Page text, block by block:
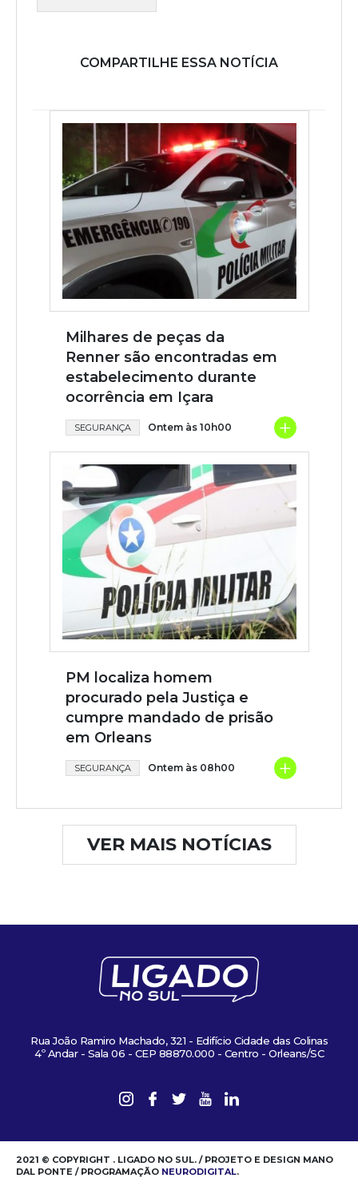
COMPARTILHE ESSA NOTÍCIA
Milhares de peças da
Renner são encontradas em
estabelecimento durante
ocorrência em Içara
SEGURANÇA Ontem às 10h00 +
PM localiza homem
procurado pela Justiça e
cumpre mandado de prisão
em Orleans
SEGURANÇA Ontem às 08h00 +
VER MAIS NOTÍCIAS
Rua João Ramiro Machado, 321 - Edifício Cidade das Colinas
4º Andar - Sala 06 - CEP 88870.000 - Centro - Orleans/SC
2021 © COPYRIGHT . LIGADO NO SUL. / PROJETO E DESIGN MANO
DAL PONTE / PROGRAMAÇÃO NEURODIGITAL.